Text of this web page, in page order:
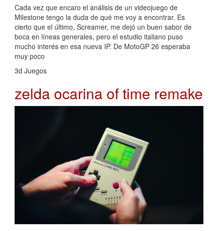
Cada vez que encaro el análisis de un videojuego de
Milestone tengo la duda de qué me voy a encontrar. Es
cierto que el último, Screamer, me dejó un buen sabor de
boca en líneas generales, pero el estudio italiano puso
mucho interés en esa nueva IP. De MotoGP 26 esperaba
muy poco
3d Juegos
zelda ocarina of time remake